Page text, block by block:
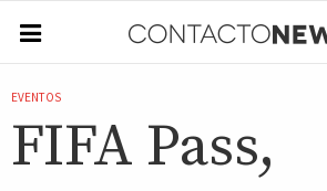
EVENTOS
FIFA Pass,